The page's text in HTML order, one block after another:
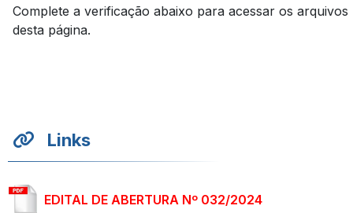
Complete a verificação abaixo para acessar os arquivos
desta página.
Links
EDITAL DE ABERTURA Nº 032/2024